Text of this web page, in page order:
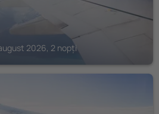
2026, 2 nopți